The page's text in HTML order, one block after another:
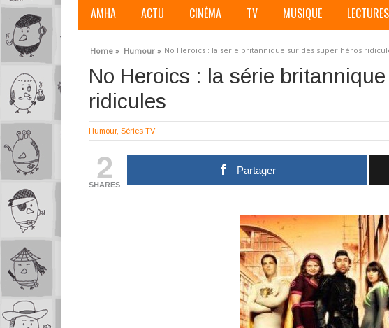
AMHA ACTU CINÉMA TV MUSIQUE LECTURES
Home » Humour » No Heroics : la série britannique sur des super héros
No Heroics : la série
ridicules
Humour, Séries TV
2
SHARES
Partager